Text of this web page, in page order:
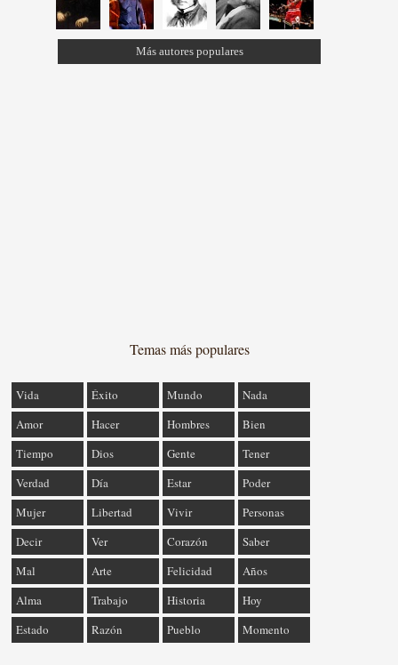
Más autores populares
Temas más populares
Vida Éxito Mundo
Nada
Amor
Hacer Hombres
Bien
Tiempo
Dios Gente
Tener
Verdad
Día Estar
Poder
Mujer
Libertad Vivir
Personas
Decir
Ver Corazón
Saber
Mal
Arte Felicidad
Años
Alma
Trabajo Historia
Hoy
Estado
Razón Pueblo Momento